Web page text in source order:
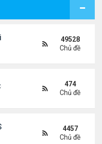
49528
Chủ đề
Video Hài
474
Chủ đề
4457
Chủ đề